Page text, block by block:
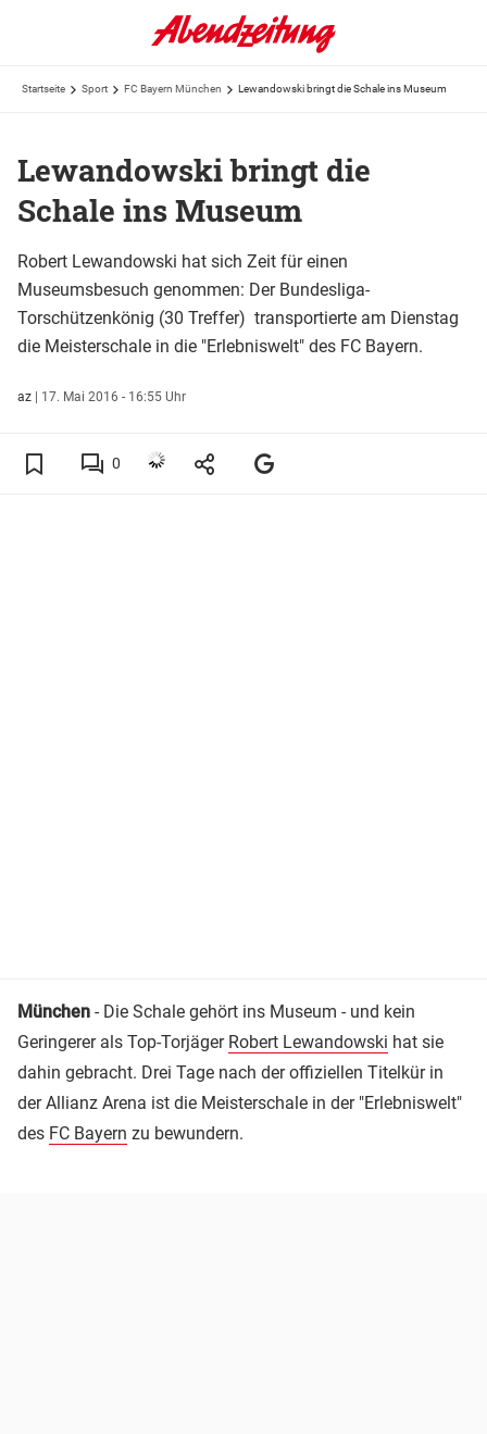
Startseite Sport FC Bayern München Lewandowski bringt die Schale ins Museum
Lewandowski bringt die
Schale ins Museum
Robert Lewandowski hat sich Zeit für einen
Museumsbesuch genommen: Der Bundesliga-
Torschützenkönig (30 Treffer) transportierte am Dienstag
die Meisterschale in die "Erlebniswelt" des FC Bayern.
az | 17. Mai 2016 - 16:55 Uhr
0
München - Die Schale gehört ins Museum - und kein
Geringerer als Top-Torjäger Robert Lewandowski hat sie
dahin gebracht. Drei Tage nach der offiziellen Titelkür in
der Allianz Arena ist die Meisterschale in der "Erlebniswelt"
des FC Bayern zu bewundern.